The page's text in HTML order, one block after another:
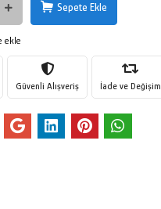
Sepete Ekle
ekle
Güvenli Alışveriş İade ve Değişim